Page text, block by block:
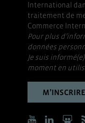
International
traitement de
Commerce
Pour plus
données
Je suis
moment en
M’INSCRIRE